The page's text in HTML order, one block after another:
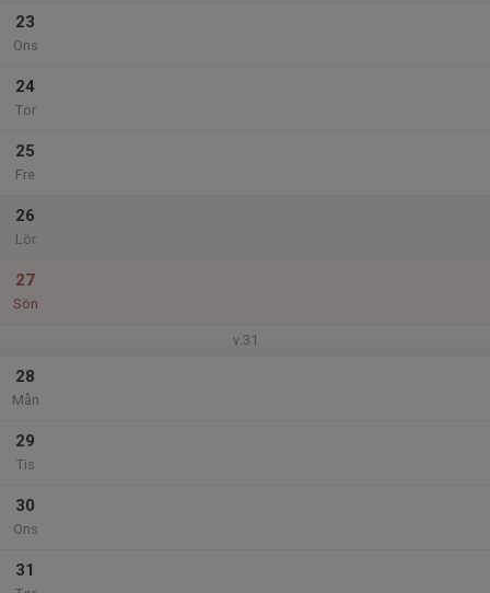
23
Ons
24
Tor
25
Fre
26
Lör
27
Sön
v.31
28
Mån
29
Tis
30
Ons
31